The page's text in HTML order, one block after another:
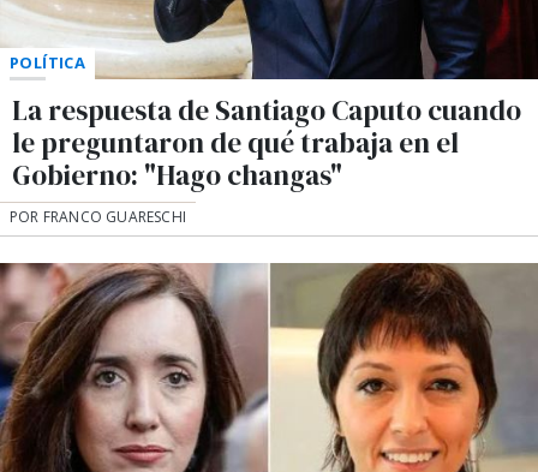
POLÍTICA
La respuesta de Santiago Caputo cuando
le preguntaron de qué trabaja en el
Gobierno: "Hago changas"
POR FRANCO GUARESCHI